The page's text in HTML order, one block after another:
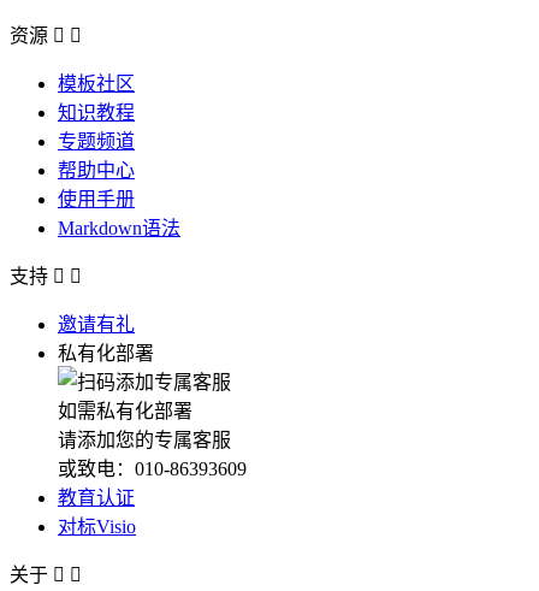
资源  
模板社区
知识教程
专题频道
帮助中心
使用手册
Markdown语法
支持  
邀请有礼
私有化部署
如需私有化部署
请添加您的专属客服
或致电：010-86393609
教育认证
对标Visio
关于  